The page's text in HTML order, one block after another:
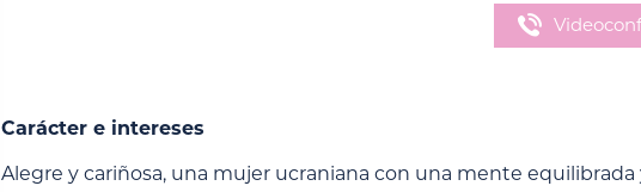
Carácter e intereses
Alegre y cariñosa, una mujer ucraniana con una mente